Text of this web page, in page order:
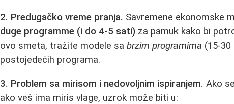
2. Predugačko vreme pranja. Savremene ekonomske
duge programme (i do 4-5 sati) za pamuk kako bi
ovo smeta, tražite modele sabrzim programima (15-
postojedećih programa.
3. Problem sa mirisom i nedovoljnim ispiranjem. Ako
ako veš ima miris vlage, uzrok može biti u: